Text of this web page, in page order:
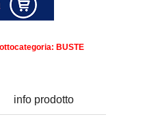
BUSTE
info prodotto